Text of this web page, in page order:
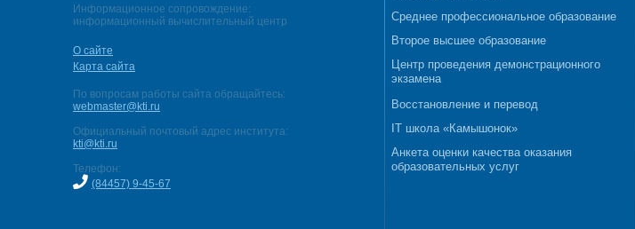
Информационное сопровождение:
информационный вычислительный центр
О сайте
Карта сайта
По вопросам работы сайта обращайтесь:
webmaster@kti.ru
Официальный почтовый адрес института:
kti@kti.ru
Телефон:
(84457) 9-45-67
Среднее профессиональное образование
Второе высшее образование
Центр проведения демонстрационного
экзамена
Восстановление и перевод
IT школа «Камышонок»
Анкета оценки качества оказания
образовательных услуг